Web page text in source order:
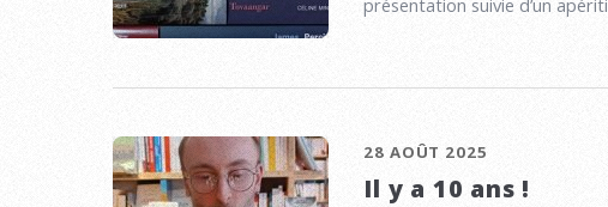
présentation suivie d’un
28 AOÛT 2025
Il y a 10 ans !